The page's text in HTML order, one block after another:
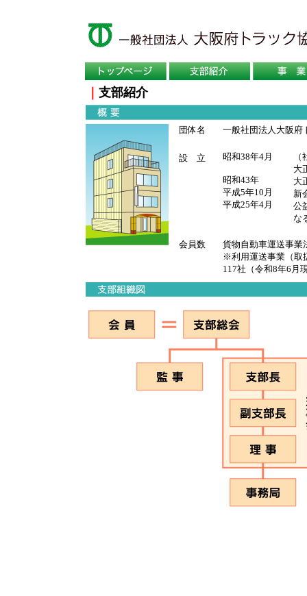
支部紹介
団体名 一般社団法人大阪府
設 立 昭和38年4月
昭和43年
平成5年10月
平成25年4月
大
大
新
公
な
会員数
貨物自動車運送事業
※利用運送事業（取
117社（令和8年6月